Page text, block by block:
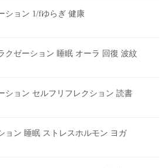
ション 1/fゆらぎ 健康
クゼーション 睡眠 オーラ 回復 波紋
ション セルフリフレクション 読書
ョン 睡眠 ストレスホルモン ヨガ